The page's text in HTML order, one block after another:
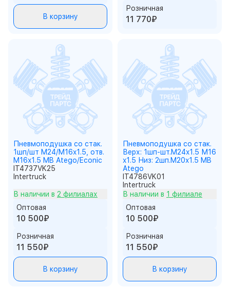
В корзину
Розничная
11 770₽
Пневмоподушка со стак.
1шп/шт M24/M16x1.5, отв.
M16x1.5 MB Atego/Econic
IT4737VK25
Intertruck
В наличии в 2 филиалах
Оптовая
10 500₽
Розничная
11 550₽
В корзину
Пневмоподушка со стак.
Верх: 1шп-шт.M24x1.5 М16
x1.5 Низ: 2шп.M20x1.5 MB
Atego
IT4786VK01
Intertruck
В наличии в 1 филиале
Оптовая
10 500₽
Розничная
11 550₽
В корзину